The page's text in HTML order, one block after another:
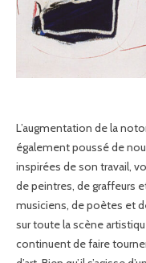
L’augmentation de la
également poussé de
inspirées de son travail,
de peintres, de graffeurs
musiciens, de poètes et
sur toute la scène
continuent de faire